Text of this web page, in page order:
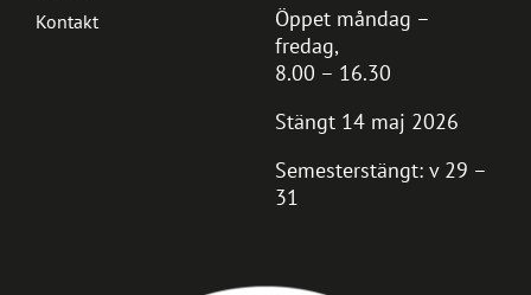
Öppet måndag –
fredag,
8.00 – 16.30
Stängt 14 maj 2026
Semesterstängt: v 29 –
31
Kontakt